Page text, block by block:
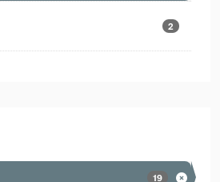
2
19